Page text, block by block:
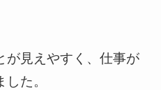
が見えやすく、仕事が
た。